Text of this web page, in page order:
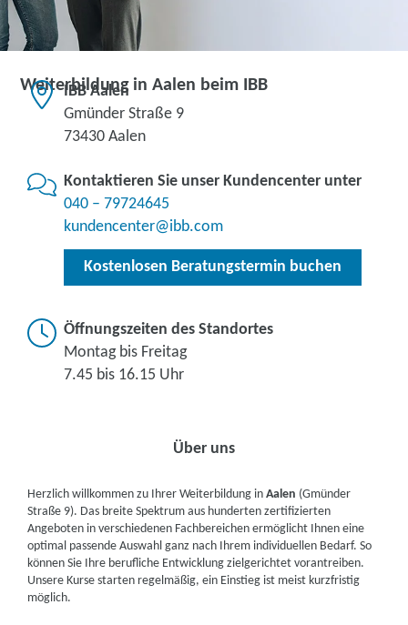
Weiterbildung in Aalen beim IBB
IBB Aalen
Gmünder Straße 9
73430 Aalen
Kontaktieren Sie unser Kundencenter unter
040 – 79724645
kundencenter@ibb.com
Kostenlosen Beratungstermin buchen
Öffnungszeiten des Standortes
Montag bis Freitag
7.45 bis 16.15 Uhr
Über uns
Herzlich willkommen zu Ihrer Weiterbildung inAalen (Gmünder
Straße 9). Das breite Spektrum aus hunderten zertifizierten
Angeboten in verschiedenen Fachbereichen ermöglicht Ihnen eine
optimal passende Auswahl ganz nach Ihrem individuellen Bedarf. So
können Sie Ihre berufliche Entwicklung zielgerichtet vorantreiben.
Unsere Kurse starten regelmäßig, ein Einstieg ist meist kurzfristig
möglich.